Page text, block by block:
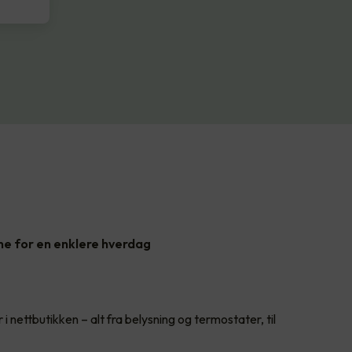
for en enklere hverdag
nettbutikken – alt fra belysning og termostater, til